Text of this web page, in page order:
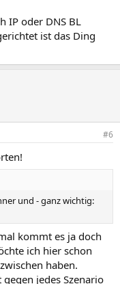
IP oder DNS BL
ist das Ding
#6
und - ganz wichtig:
kommt es ja doch
ich hier schon
haben.
jedes Szenario